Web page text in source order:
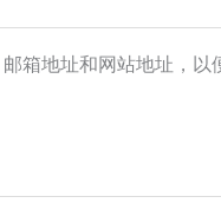
箱地址和网站地址，以